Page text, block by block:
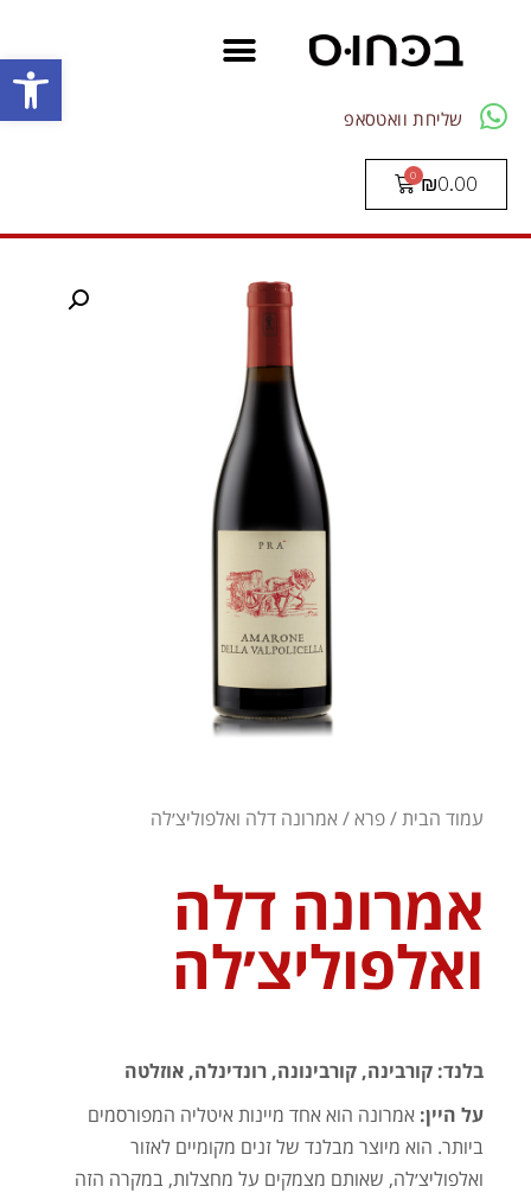
פתח
שליחת וואטסאפ
₪0.00
עמוד הבית/פרא/ אמרונה דלה ואלפוליצ׳לה
אמרונה דלה
ואלפוליצ׳לה
בלנד: קורבינה, קורבינונה, רונדינלה, אוזלטה
על היין: אמרונה הוא אחד מיינות איטליה המפורסמים
ביותר. הוא מיוצר מבלנד של זנים מקומיים לאזור
ואלפוליצ׳לה, שאותם מצמקים על מחצלות, במקרה הזה